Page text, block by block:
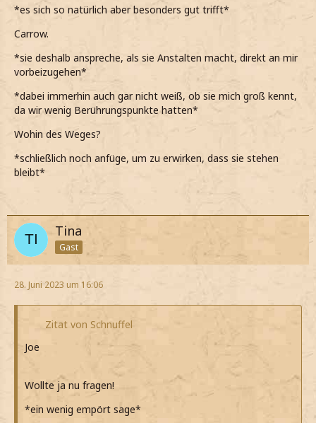
*es sich so natürlich aber besonders gut trifft*
Carrow.
*sie deshalb anspreche, als sie Anstalten macht, direkt an mir
vorbeizugehen*
*dabei immerhin auch gar nicht weiß, ob sie mich groß kennt,
da wir wenig Berührungspunkte hatten*
Wohin des Weges?
*schließlich noch anfüge, um zu erwirken, dass sie stehen
bleibt*
Tina
Gast
28. Juni 2023 um 16:06
Zitat von Schnuffel
Joe
Wollte ja nu fragen!
*ein wenig empört sage*